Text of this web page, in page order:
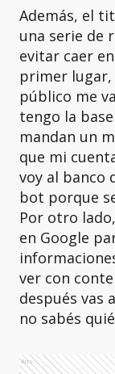
Además, el
una serie de
evitar caer
primer lugar,
público me
tengo la
mandan un
que mi
voy al banco
bot porque
Por otro
en Google
ver con
después vas
no sabés
Ads